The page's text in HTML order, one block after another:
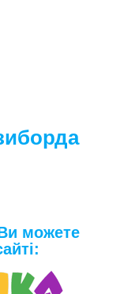
можете